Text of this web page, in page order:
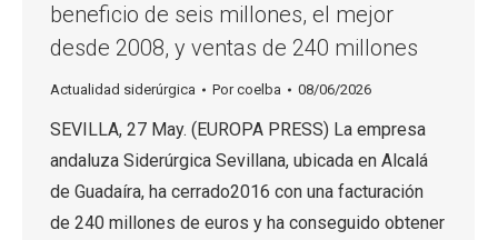
beneficio de seis millones, el mejor
desde 2008, y ventas de 240 millones
Actualidad siderúrgica Porcoelba 08/06/2026
SEVILLA, 27 May. (EUROPA PRESS) La empresa
andaluza Siderúrgica Sevillana, ubicada en Alcalá
de Guadaíra, ha cerrado2016 con una facturación
de 240 millones de euros y ha conseguido obtener